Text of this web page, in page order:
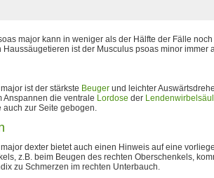
major kann in weniger als der Hälfte der Fälle
Haussäugetieren ist der Musculus psoas minor immer
ist der stärkste Beuger und leichter
Anspannen die ventrale Lordose der
zur Seite gebogen.
dexter bietet auch einen Hinweis auf eine
z.B. beim Beugen des rechten Oberschenkels,
zu Schmerzen im rechten Unterbauch.